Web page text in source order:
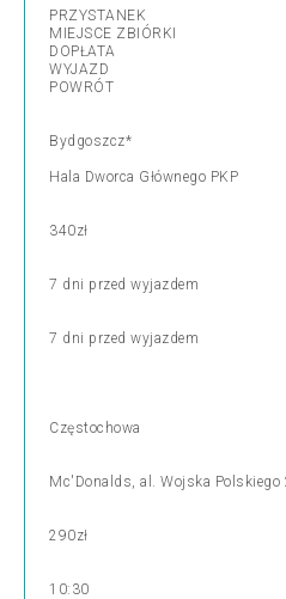
PRZYSTANEK
MIEJSCE ZBIÓRKI
DOPŁATA
WYJAZD
POWRÓT
Bydgoszcz*
Hala Dworca Głównego PKP
340zł
7 dni przed wyjazdem
7 dni przed wyjazdem
Częstochowa
Mc'Donalds, al. Wojska Polskiego
290zł
10:30